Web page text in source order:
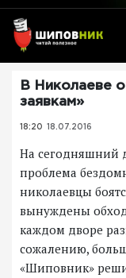
В Николаеве
заявкам»
18:20 18.07.2016
На сегодняшний
проблема
николаевцы
вынуждены
каждом дворе
сожалению,
«Шиповник»